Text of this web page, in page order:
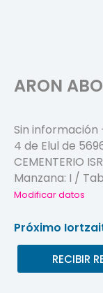
ARON
Sin información
4 de Elul de
CEMENTERIO
Manzana: I /
Modificar datos
Próximo
RECIBIR